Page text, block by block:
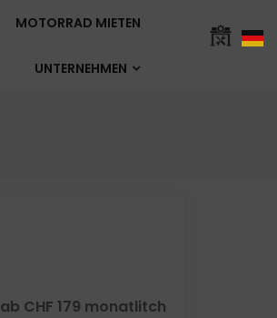
MOTORRAD MIETEN
UNTERNEHMEN
ab CHF 179 monatlitch